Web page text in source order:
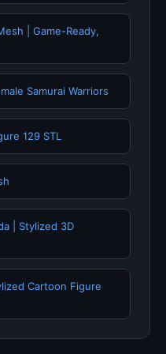
| Game-Ready,
Samurai Warriors
129 STL
| Stylized 3D
Cartoon Figure